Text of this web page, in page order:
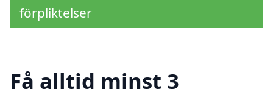
förpliktelser
Få alltid minst 3